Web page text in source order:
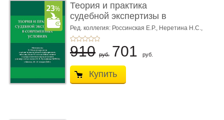
Теория и практика
судебной экспертизы в
совре� ...
Ред. коллегия: Россинская Е.Р., Неретина Н.С.,
Чернявская М.С.
910 руб. 701 руб.
Купить